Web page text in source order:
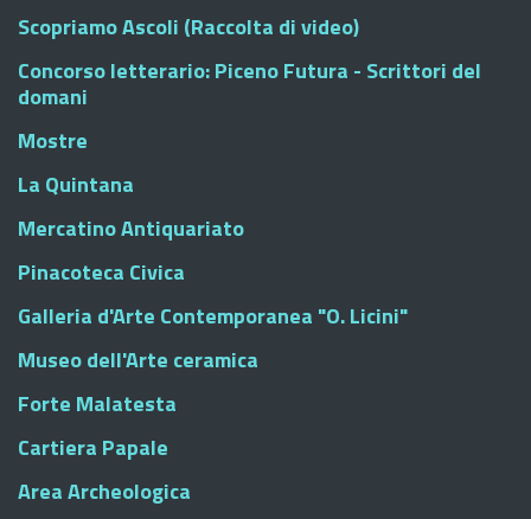
Scopriamo Ascoli (Raccolta di video)
Concorso letterario: Piceno Futura - Scrittori del
domani
Mostre
La Quintana
Mercatino Antiquariato
Pinacoteca Civica
Galleria d'Arte Contemporanea "O. Licini"
Museo dell'Arte ceramica
Forte Malatesta
Cartiera Papale
Area Archeologica